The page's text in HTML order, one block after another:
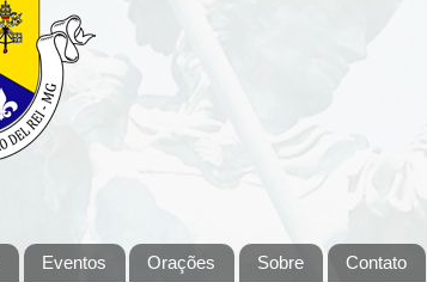
Eventos Orações Sobre Contato